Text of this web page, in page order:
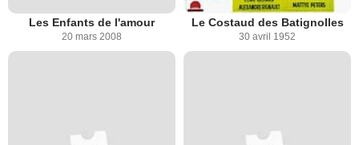
Les Enfants de l'amour
20 mars 2008
Le Costaud des Batignolles
30 avril 1952